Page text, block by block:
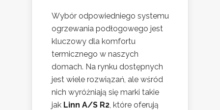
Wybór odpowiedniego systemu
ogrzewania podłogowego jest
kluczowy dla komfortu
termicznego w naszych
domach. Na rynku dostępnych
jest wiele rozwiązań, ale wśród
nich wyróżniają się marki takie
jak Linn A/S R2, które oferują